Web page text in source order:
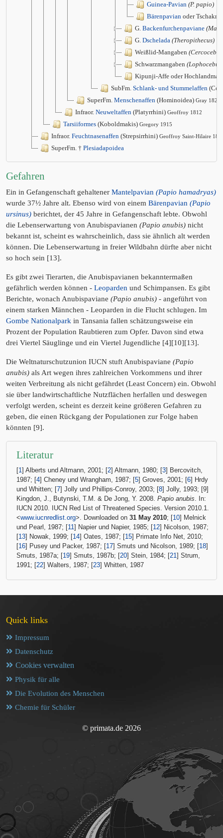
Guinea-Pavian (P. papio)
Bärenpavian oder
G. Backenfurchenpaviane
G. Dschelada (Theropithecus)
Weißlid-Mangaben
Schwarzmangaben (Lophocebus)
Kipunji-Affe oder
SubFm. Schlank- und Stummelaffen
SuperFm. Menschenaffen (Hominoidea) Gray 1825
Infraor. Neuweltaffen (Platyrrhini) Geoffroy 1812
Tarsiiformes (Koboldmakis) Gregory 1915
Infraor. Feuchtnasenaffen (Strepsirrhini) Geoffroy Saint-Hilaire
SuperFm. † Plesiadapoidea
Gefahren
Ein in Gefangenschaft gehaltener Mantelpavian (Papio hamadryas)
wurde 37½ Jahre alt. Ebenso wird von einem Bärenpavian (Papio
ursinus) berichtet, der 45 Jahre in Gefangenschaft lebte. Obwohl
die Lebenserwartung von Anubispavianen (Papio anubis) nicht
bekannt ist, scheint es wahrscheinlich, dass sie ähnlich alt werden
können. Die Lebenserwartung in freier Wildbahn dürfte aber nicht
so hoch sein [13].
Es gibt zwei Tierarten, die Anubispavianen bekanntermaßen
gefährlich werden können - Leoparden und Schimpansen. Es gibt
Berichte, wonach Anubispaviane (Papio anubis) - angeführt von
einem starken Männchen - Leoparden in die Flucht schlugen. Im
Gombe Nationalpark in Tansania fallen schätzungsweise ein
Prozent der Population Raubtieren zum Opfer. Davon sind etwa
drei Viertel Säuglinge und ein Viertel Jugendliche [4][10][13].
Die Weltnaturschutzunion IUCN stuft Anubispaviane (Papio
anubis) als Art wegen ihres zahlreichen Vorkommens und ihrer
weiten Verbreitung als nicht gefährdet (Least Concern) ein. Obwohl
sie über landwirtschaftliche Nutzflächen herfallen und deswegen
verfolgt werden, scheint es derzeit keine größeren Gefahren zu
geben, die einen Rückgang der Populationen zur Folge haben
könnten [9].
Literatur
[1] Alberts und Altmann, 2001; [2] Altmann, 1980; [3] Bercovitch,
1987; [4] Cheney und Wrangham, 1987; [5] Groves, 2001; [6] Hrdy
und Whitten; [7] Jolly und Phillips-Conroy, 2003; [8] Jolly, 1993; [9]
Kingdon, J., Butynski, T.M. & De Jong, Y. 2008. Papio anubis. In:
IUCN 2010. IUCN Red List of Threatened Species. Version 2010.1.
<www.iucnredlist.org>. Downloaded on 31 May 2010; [10] Melnick
und Pearl, 1987; [11] Napier und Napier, 1985; [12] Nicolson, 1987;
[13] Nowak, 1999; [14] Oates, 1987; [15] Primate Info Net, 2010;
[16] Pusey und Packer, 1987; [17] Smuts und Nicolson, 1989; [18]
Smuts, 1987a; [19] Smuts, 1987b; [20] Stein, 1984; [21] Strum,
1991; [22] Walters, 1987; [23] Whitten, 1987
Quick links
Impressum
Datenschutz
Cookies verwalten
Physik für alle
Die Evolution des Menschen
Chemie für Schüler
© primata.de 2026